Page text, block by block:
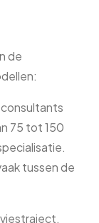
de
75 tot 150
tussen de